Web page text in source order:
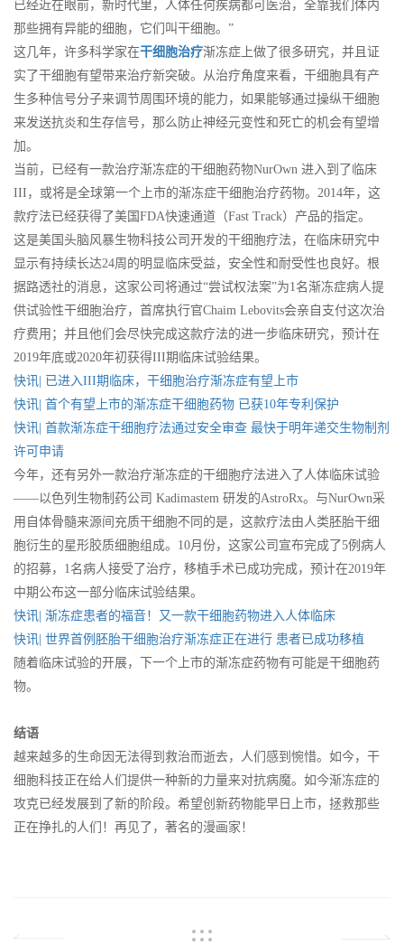
已经近在眼前，新时代里，人体任何疾病都可医治，全靠我们体内
那些拥有异能的细胞，它们叫干细胞。”
这几年，许多科学家在干细胞治疗渐冻症上做了很多研究，并且证
实了干细胞有望带来治疗新突破。从治疗角度来看，干细胞具有产
生多种信号分子来调节周围环境的能力，如果能够通过操纵干细胞
来发送抗炎和生存信号，那么防止神经元变性和死亡的机会有望增
加。
当前，已经有一款治疗渐冻症的干细胞药物NurOwn 进入到了临床
III，或将是全球第一个上市的渐冻症干细胞治疗药物。2014年，这
款疗法已经获得了美国FDA快速通道（Fast Track）产品的指定。
这是美国头脑风暴生物科技公司开发的干细胞疗法，在临床研究中
显示有持续长达24周的明显临床受益，安全性和耐受性也良好。根
据路透社的消息，这家公司将通过“尝试权法案”为1名渐冻症病人提
供试验性干细胞治疗，首席执行官Chaim Lebovits会亲自支付这次治
疗费用；并且他们会尽快完成这款疗法的进一步临床研究，预计在
2019年底或2020年初获得III期临床试验结果。
快讯| 已进入III期临床，干细胞治疗渐冻症有望上市
快讯| 首个有望上市的渐冻症干细胞药物 已获10年专利保护
快讯| 首款渐冻症干细胞疗法通过安全审查 最快于明年递交生物制剂
许可申请
今年，还有另外一款治疗渐冻症的干细胞疗法进入了人体临床试验
——以色列生物制药公司 Kadimastem 研发的AstroRx。与NurOwn采
用自体骨髓来源间充质干细胞不同的是，这款疗法由人类胚胎干细
胞衍生的星形胶质细胞组成。10月份，这家公司宣布完成了5例病人
的招募，1名病人接受了治疗，移植手术已成功完成，预计在2019年
中期公布这一部分临床试验结果。
快讯| 渐冻症患者的福音！又一款干细胞药物进入人体临床
快讯| 世界首例胚胎干细胞治疗渐冻症正在进行 患者已成功移植
随着临床试验的开展，下一个上市的渐冻症药物有可能是干细胞药
物。
结语
越来越多的生命因无法得到救治而逝去，人们感到惋惜。如今，干
细胞科技正在给人们提供一种新的力量来对抗病魔。如今渐冻症的
攻克已经发展到了新的阶段。希望创新药物能早日上市，拯救那些
正在挣扎的人们！再见了，著名的漫画家！